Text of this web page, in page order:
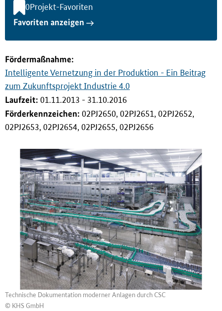
0Projekt-Favoriten
Favoriten anzeigen
Fördermaßnahme:
Intelligente Vernetzung in der Produktion - Ein Beitrag
zum Zukunftsprojekt Industrie 4.0
Laufzeit: 01.11.2013 - 31.10.2016
Förderkennzeichen: 02PJ2650, 02PJ2651, 02PJ2652,
02PJ2653, 02PJ2654, 02PJ2655, 02PJ2656
Technische Dokumentation moderner Anlagen durch CSC
© KHS GmbH